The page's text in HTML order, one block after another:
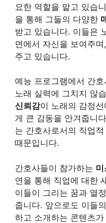
요한 역할을 맡고 있습
을 통해 그들의 다양한
받고 있습니다. 이들은
면에서 자신을 보여주
주고 있습니다.
예능 프로그램에서 간
노래 실력에 그치지 않
신뢰감이 노래의 감정
게 큰 감동을 안겨줍니
는 간호사로서의 직업
때문입니다.
간호사들이 참가하는
연을 통해 직업에 대한
이들이 그리는 꿈과 열
줍니다. 앞으로도 이들
하고 소개하는 콘텐츠